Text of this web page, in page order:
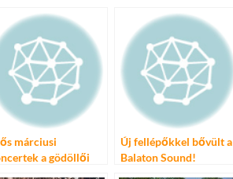
es m
e
g
márciusi
a gödöllői
Új fellépőkkel bővült a
Balaton Sound!